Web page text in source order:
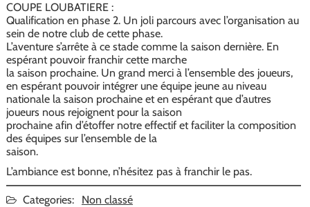
COUPE LOUBATIERE :
Qualification en phase 2. Un joli parcours avec l’organisation au
sein de notre club de cette phase.
L’aventure s’arrête à ce stade comme la saison dernière. En
espérant pouvoir franchir cette marche
la saison prochaine. Un grand merci à l’ensemble des joueurs,
en espérant pouvoir intégrer une équipe jeune au niveau
nationale la saison prochaine et en espérant que d’autres
joueurs nous rejoignent pour la saison
prochaine afin d’étoffer notre effectif et faciliter la composition
des équipes sur l’ensemble de la
saison.
L’ambiance est bonne, n’hésitez pas à franchir le pas.
Categories: Non classé